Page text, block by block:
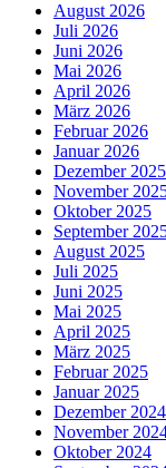
August 2026
Juli 2026
Juni 2026
Mai 2026
April 2026
März 2026
Februar 2026
Januar 2026
Dezember 2025
November
Oktober 2025
September
August 2025
Juli 2025
Juni 2025
Mai 2025
April 2025
März 2025
Februar 2025
Januar 2025
Dezember 2024
November
Oktober 2024